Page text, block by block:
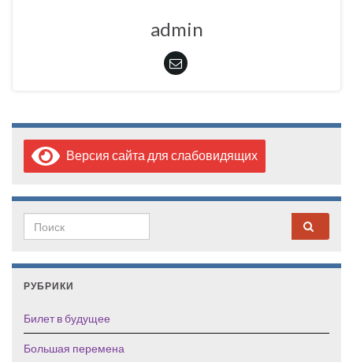
admin
Версия сайта для слабовидящих
Search for:
РУБРИКИ
Билет в будущее
Большая перемена